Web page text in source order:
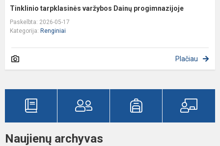
Tinklinio tarpklasinės varžybos Dainų progimnazijoje
Paskelbta: 2026-05-17
Kategorija: Renginiai
Plačiau
Naujienų archyvas